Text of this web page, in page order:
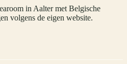
in Aalter met Belgische
volgens de eigen website.